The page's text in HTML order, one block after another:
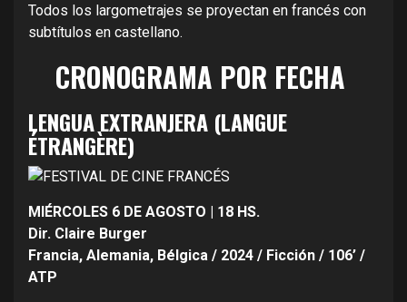
Todos los largometrajes se proyectan en francés con
subtítulos en castellano.
CRONOGRAMA POR FECHA
LENGUA EXTRANJERA (LANGUE
ÉTRANGÈRE)
MIÉRCOLES 6 DE AGOSTO | 18 HS.
Dir. Claire Burger
Francia, Alemania, Bélgica / 2024 / Ficción / 106’ /
ATP